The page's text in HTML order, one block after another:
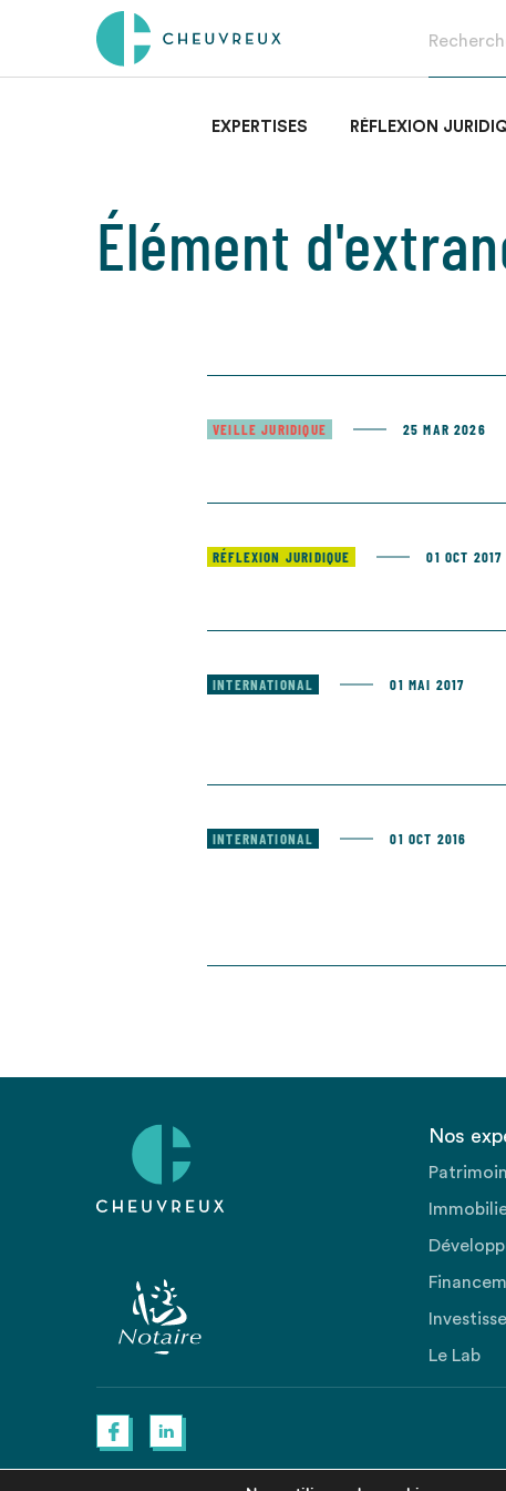
EXPERTISES RÉFLEXION
Élément
VEILLE JURIDIQUE 25 MAR 2026
RÉFLEXION JURIDIQUE 01 OCT 2017
INTERNATIONAL 01 MAI 2017
INTERNATIONAL 01 OCT 2016
Nos
Le Lab